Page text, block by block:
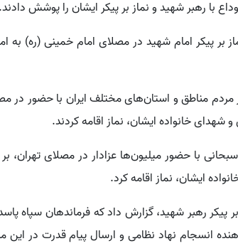
با رهبر شهید و نماز بر پیکر ایشان را پوشش دادند.
بر پیکر امام شهید در مصلای امام خمینی (ره) به
مردم مناطق و استان‌های مختلف ایران با حضور در
شهدای خانواده ایشان، نماز اقامه کردند.
با حضور میلیون‌ها عزادار در مصلای تهران، بر
ایشان، نماز اقامه کرد.
بر پیکر رهبر شهید، گزارش داد که فرماندهان سپاه
انسجام نهاد نظامی و ارسال پیام قدرت در این